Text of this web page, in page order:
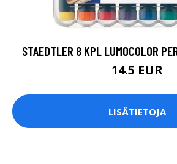
STAEDTLER 8 KPL LUMOCOLOR
14.5 EUR
LISÄTIETOJA